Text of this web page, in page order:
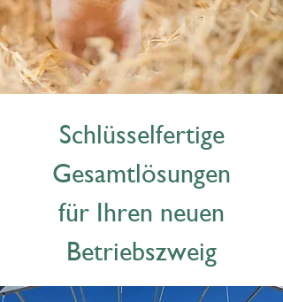
Schlüsselfertige
Gesamtlösungen
für Ihren neuen
Betriebszweig